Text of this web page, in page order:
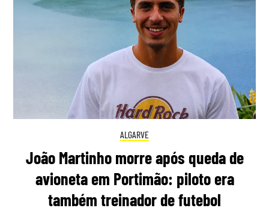
ALGARVE
João Martinho morre após queda de
avioneta em Portimão: piloto era
também treinador de futebol